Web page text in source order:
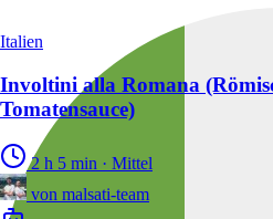
Italien
Involtini alla Romana
Tomatensauce)
2 h 5 min · Mittel
von malsati-team